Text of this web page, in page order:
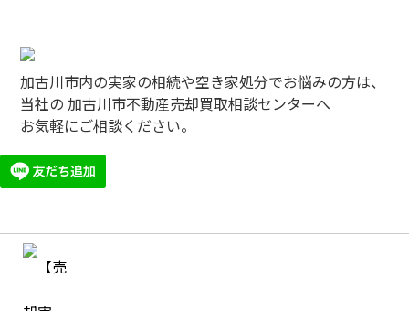
加古川市内の実家の相続や空き家処分でお悩みの方は、
当社の 加古川市不動産売却買取相談センターへ
お気軽にご相談ください。